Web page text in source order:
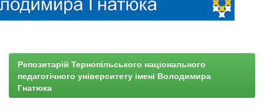
Репозитарій Тернопільського національного
педагогічного університету імені Володимира
Гнатюка